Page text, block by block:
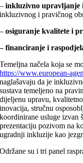
–inkluzivno upravljanje
inkluzivnog i pravičnog
–osiguranje kvalitete i
– financiranje i
Temeljna načela koja se
https://www.european-
naglašavaju da je
sustava temeljeno na
dijeljenu upravu,
inovacija, stručnu
koordinirane usluge izvan
prezentaciju pozivom na
ugradnji inkluzije kao
Održane su i tri panel